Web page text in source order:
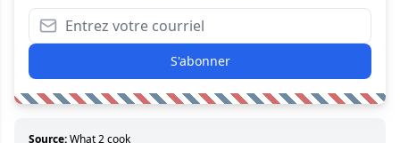
S'abonner
Source:What 2 cook